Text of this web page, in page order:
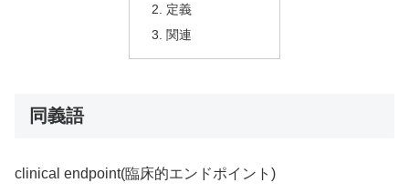
定義
関連
同義語
clinical endpoint(臨床的エンドポイント)